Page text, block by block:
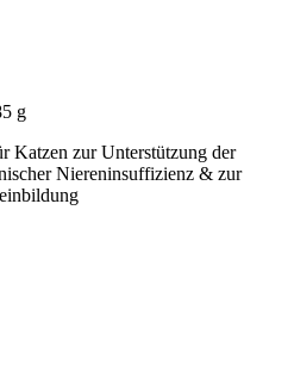
g
Katzen zur Unterstützung der
Niereninsuffizienz & zur